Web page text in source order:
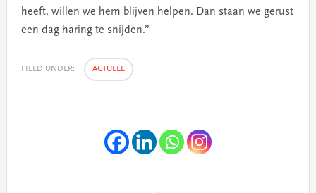
heeft, willen we hem blijven helpen. Dan staan we gerust
een dag haring te snijden.”
FILED UNDER: ACTUEEL